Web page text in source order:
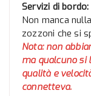
Servizi di
Non manca
zozzoni che si
Nota: non
ma qualcuno si
qualità e
connetteva.